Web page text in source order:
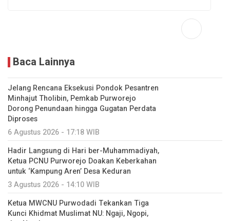
Baca Lainnya
Jelang Rencana Eksekusi Pondok Pesantren
Minhajut Tholibin, Pemkab Purworejo
Dorong Penundaan hingga Gugatan Perdata
Diproses
6 Agustus 2026 - 17:18 WIB
Hadir Langsung di Hari ber-Muhammadiyah,
Ketua PCNU Purworejo Doakan Keberkahan
untuk ‘Kampung Aren’ Desa Keduran
3 Agustus 2026 - 14:10 WIB
Ketua MWCNU Purwodadi Tekankan Tiga
Kunci Khidmat Muslimat NU: Ngaji, Ngopi,